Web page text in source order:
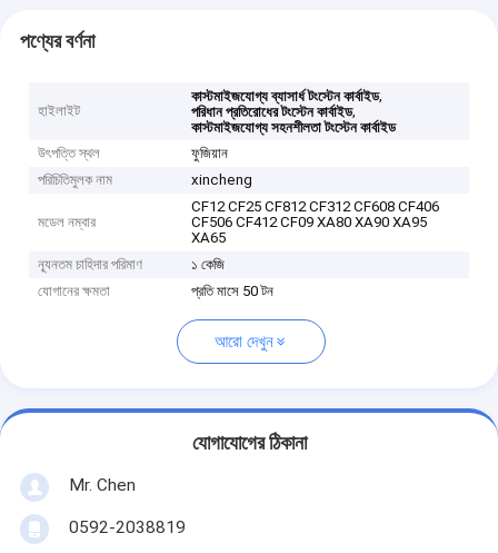
পণ্যের বর্ণনা
হাইলাইট
কাস্টমাইজযোগ্য ব্যাসার্ধ টংস্টেন কার্বাইড,
পরিধান প্রতিরোধের টংস্টেন কার্বাইড,
কাস্টমাইজযোগ্য সহনশীলতা টংস্টেন কার্বাইড
উৎপত্তি স্থল
ফুজিয়ান
পরিচিতিমুলক নাম
xincheng
মডেল নম্বার
CF12 CF25 CF812 CF312 CF608 CF406
CF506 CF412 CF09 XA80 XA90 XA95
XA65
ন্যূনতম চাহিদার পরিমাণ
১ কেজি
যোগানের ক্ষমতা
প্রতি মাসে 50 টন
আরো দেখুন
যোগাযোগের ঠিকানা
Mr. Chen
0592-2038819